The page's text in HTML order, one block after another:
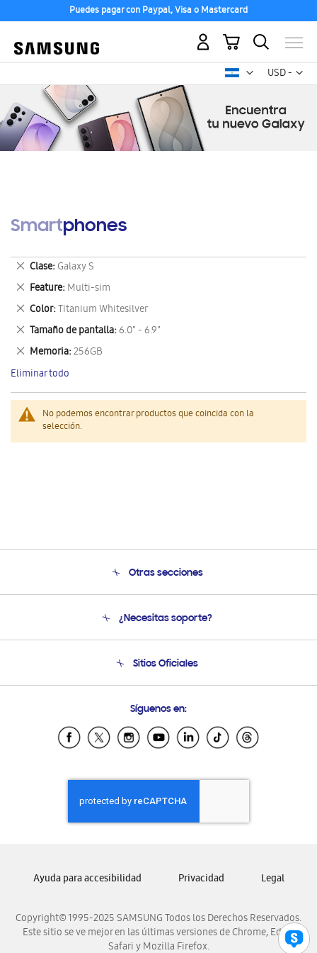
Puedes pagar con Paypal, Visa o Mastercard
USD -
dólar
Mi carrito
Smartphones
No podemos encontrar productos que coincida con la
selección.
Clase Galaxy S
Eliminar
este
artículo
Feature Multi-sim
Eliminar
este
artículo
Color Titanium Whitesilver
Eliminar
este
artículo
Tamaño de pantalla 6.0" - 6.9"
Eliminar
este
artículo
Memoria 256GB
Eliminar
este
artículo
Eliminar todo
Otras secciones
Soporte
¿Necesitas soporte?
Soporte vía eMail
Sitios Oficiales
Samsung Ecuador
Samsung El Salvador
Samsung Honduras
Samsung Nicaragua
Samsung Panamá
Samsung Venezuela
Síguenos en:
Copyright© 1995-2025 SAMSUNG Todos los Derechos Reservados.
Este sitio se ve mejor en las últimas versiones de Chrome, Edge,
Safari y Mozilla Firefox.
Ayuda para accesibilidad Privacidad Legal